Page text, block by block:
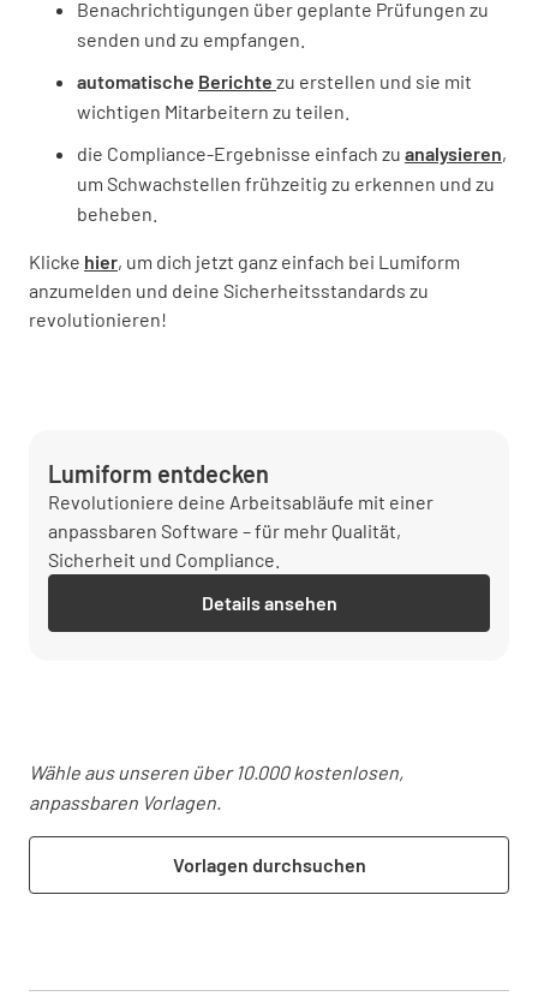
Benachrichtigungen über geplante Prüfungen zu
senden und zu empfangen.
automatische Berichte zu erstellen und sie mit
wichtigen Mitarbeitern zu teilen.
die Compliance-Ergebnisse einfach zu analysieren,
um Schwachstellen frühzeitig zu erkennen und zu
beheben.
Klicke hier, um dich jetzt ganz einfach bei Lumiform
anzumelden und deine Sicherheitsstandards zu
revolutionieren!
Lumiform entdecken
Revolutioniere deine Arbeitsabläufe mit einer
anpassbaren Software – für mehr Qualität,
Sicherheit und Compliance.
Details ansehen
Wähle aus unseren über 10.000 kostenlosen,
anpassbaren Vorlagen.
Vorlagen durchsuchen